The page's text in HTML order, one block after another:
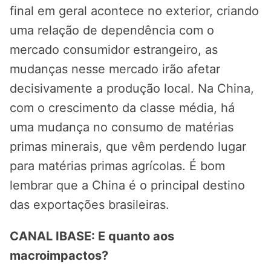
final em geral acontece no exterior, criando
uma relação de dependência com o
mercado consumidor estrangeiro, as
mudanças nesse mercado irão afetar
decisivamente a produção local. Na China,
com o crescimento da classe média, há
uma mudança no consumo de matérias
primas minerais, que vêm perdendo lugar
para matérias primas agrícolas. É bom
lembrar que a China é o principal destino
das exportações brasileiras.
CANAL IBASE: E quanto aos
macroimpactos?